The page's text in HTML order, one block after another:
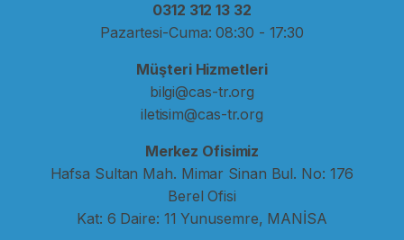
0312 312 13 32
Pazartesi-Cuma: 08:30 - 17:30
Müşteri Hizmetleri
bilgi@cas-tr.org
iletisim@cas-tr.org
Merkez Ofisimiz
Hafsa Sultan Mah. Mimar Sinan Bul. No: 176
Berel Ofisi
Kat: 6 Daire: 11 Yunusemre, MANİSA